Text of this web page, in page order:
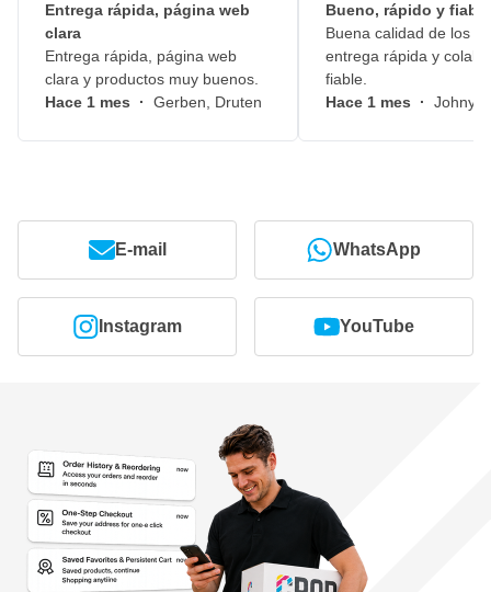
Entrega rápida, página web
clara
Entrega rápida, página web
clara y productos muy buenos.
Hace 1 mes · Gerben, Druten
Bueno, rápido y fiable
Buena calidad de los
entrega rápida y
fiable.
Hace 1 mes · Johny,
E-mail WhatsApp
Instagram YouTube